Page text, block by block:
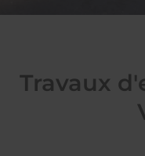
Travaux